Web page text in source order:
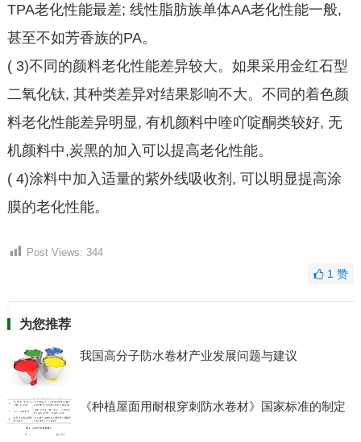
TPA老化性能最差; 线性脂肪族单体AA老化性能一般,
甚至不如芳香族的PA。
( 3)不同的颜料老化性能差异较大。如果采用金红石型
二氧化钛, 其种类差异对结果影响不大。不同的着色颜
料老化性能差异明显, 有机颜料中喹吖啶酮类较好, 无
机颜料中,炭黑的加入可以提高老化性能。
( 4)涂料中加入适量的紫外线吸收剂, 可以明显提高涂
膜的老化性能。
Post Views: 344
1赞
为您推荐
我国高分子防水卷材产业发展问题与建议
《种植屋面用耐根穿刺防水卷材》国家标准的制定